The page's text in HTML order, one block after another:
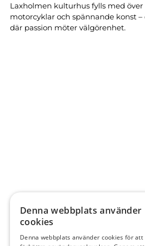
Laxholmen kulturhus fylls med över
motorcyklar och spännande konst
där passion möter välgörenhet.
Denna webbplats använder
cookies
Denna webbplats använder cookies för att